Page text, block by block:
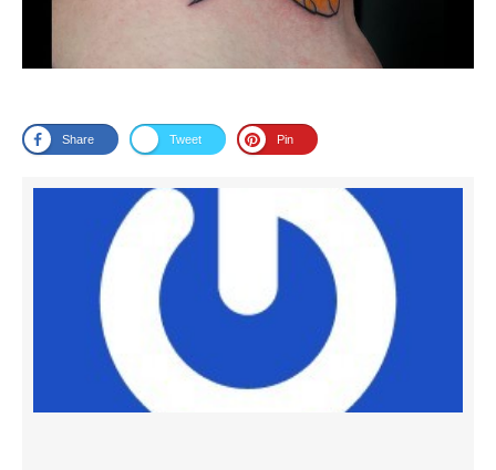
Share Tweet Pin